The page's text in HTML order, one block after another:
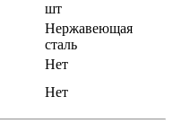
шт
Нержавеющая
сталь
Нет
Нет